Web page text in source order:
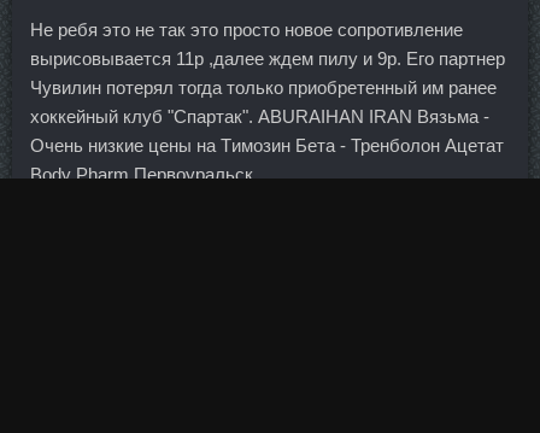
Не ребя это не так это просто новое сопротивление
вырисовывается 11р ,далее ждем пилу и 9р. Его партнер
Чувилин потерял тогда только приобретенный им ранее
хоккейный клуб "Спартак". ABURAIHAN IRAN Вязьма -
Очень низкие цены на Tимозин Бета - Тренболон Ацетат
Body Pharm Первоуральск.